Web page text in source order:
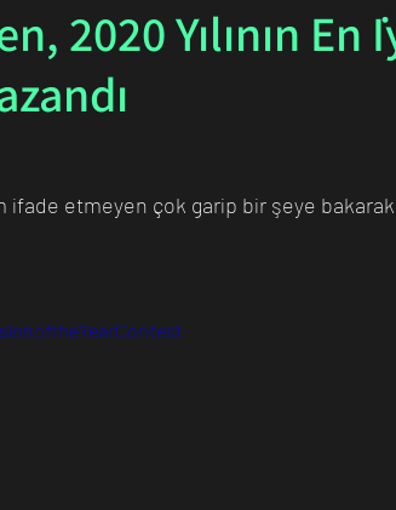
Çevre
2020 Yılının En
ifade etmeyen çok garip bir şeye bakarak